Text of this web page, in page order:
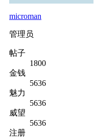
microman
管理员
帖子
1800
金钱
5636
魅力
5636
威望
5636
注册